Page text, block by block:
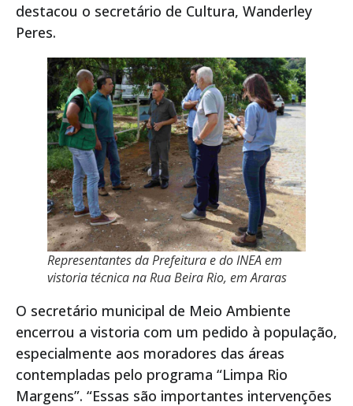
destacou o secretário de Cultura, Wanderley
Peres.
Representantes da Prefeitura e do INEA em
vistoria técnica na Rua Beira Rio, em Araras
O secretário municipal de Meio Ambiente
encerrou a vistoria com um pedido à população,
especialmente aos moradores das áreas
contempladas pelo programa “Limpa Rio
Margens”. “Essas são importantes intervenções